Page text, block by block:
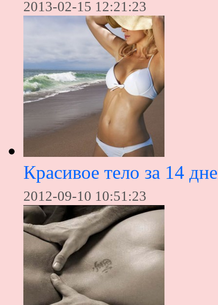
2013-02-15 12:21:23
Красивое тело за 14
2012-09-10 10:51:23